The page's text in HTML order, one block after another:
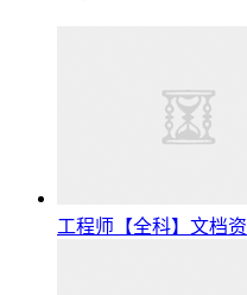
工程师【全科】文档